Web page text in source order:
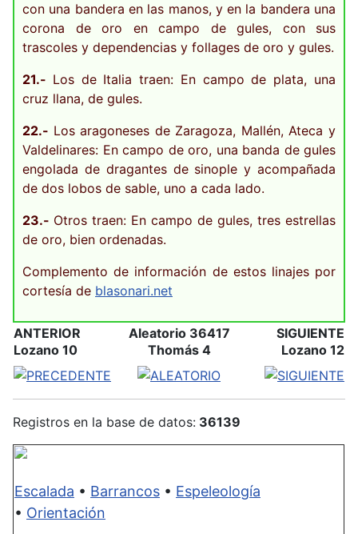
con una bandera en las manos, y en la bandera una
corona de oro en campo de gules, con sus
trascoles y dependencias y follages de oro y gules.
21.- Los de Italia traen: En campo de plata, una
cruz llana, de gules.
22.- Los aragoneses de Zaragoza, Mallén, Ateca y
Valdelinares: En campo de oro, una banda de gules
engolada de dragantes de sinople y acompañada
de dos lobos de sable, uno a cada lado.
23.- Otros traen: En campo de gules, tres estrellas
de oro, bien ordenadas.
Complemento de información de estos linajes por
cortesía de blasonari.net
ANTERIOR
Lozano 10
Aleatorio 36417
Thomás 4
SIGUIENTE
Lozano 12
Registros en la base de datos: 36139
Escalada • Barrancos • Espeleología
• Orientación